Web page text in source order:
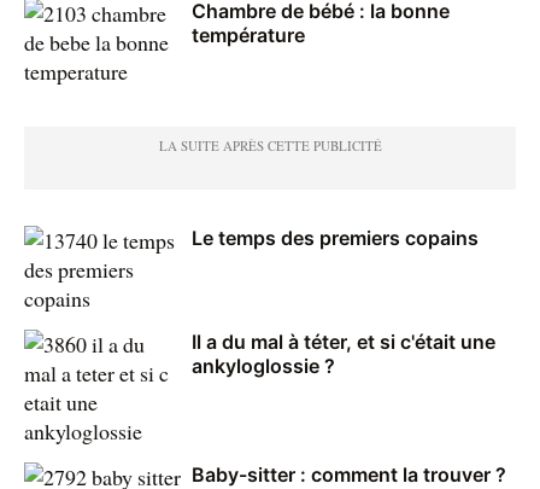
Chambre de bébé : la bonne
température
Le temps des premiers copains
Il a du mal à téter, et si c'était une
ankyloglossie ?
Baby-sitter : comment la trouver ?